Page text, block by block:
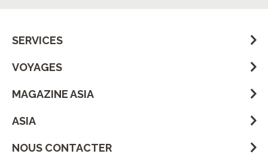
SERVICES
VOYAGES
MAGAZINE ASIA
ASIA
NOUS CONTACTER